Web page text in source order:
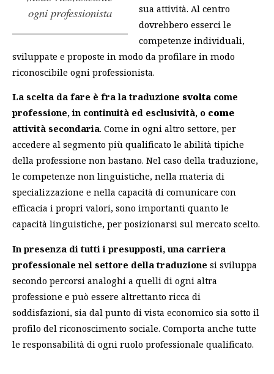
ogni professionista
sua attività. Al centro
dovrebbero esserci le
competenze individuali,
sviluppate e proposte in modo da profilare in modo
riconoscibile ogni professionista.
La scelta da fare è fra la traduzione svolta come
professione, in continuità ed esclusività, o come
attività secondaria. Come in ogni altro settore, per
accedere al segmento più qualificato le abilità tipiche
della professione non bastano. Nel caso della traduzione,
le competenze non linguistiche, nella materia di
specializzazione e nella capacità di comunicare con
efficacia i propri valori, sono importanti quanto le
capacità linguistiche, per posizionarsi sul mercato scelto.
In presenza di tutti i presupposti, una carriera
professionale nel settore della traduzione si sviluppa
secondo percorsi analoghi a quelli di ogni altra
professione e può essere altrettanto ricca di
soddisfazioni, sia dal punto di vista economico sia sotto il
profilo del riconoscimento sociale. Comporta anche tutte
le responsabilità di ogni ruolo professionale qualificato.